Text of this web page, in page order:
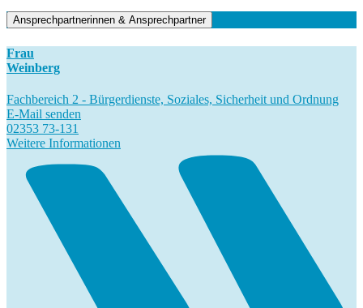
Ansprechpartnerinnen & Ansprechpartner
Frau
Weinberg
Fachbereich 2 - Bürgerdienste, Soziales, Sicherheit und Ordnung
E-Mail senden
02353 73-131
Weitere Informationen